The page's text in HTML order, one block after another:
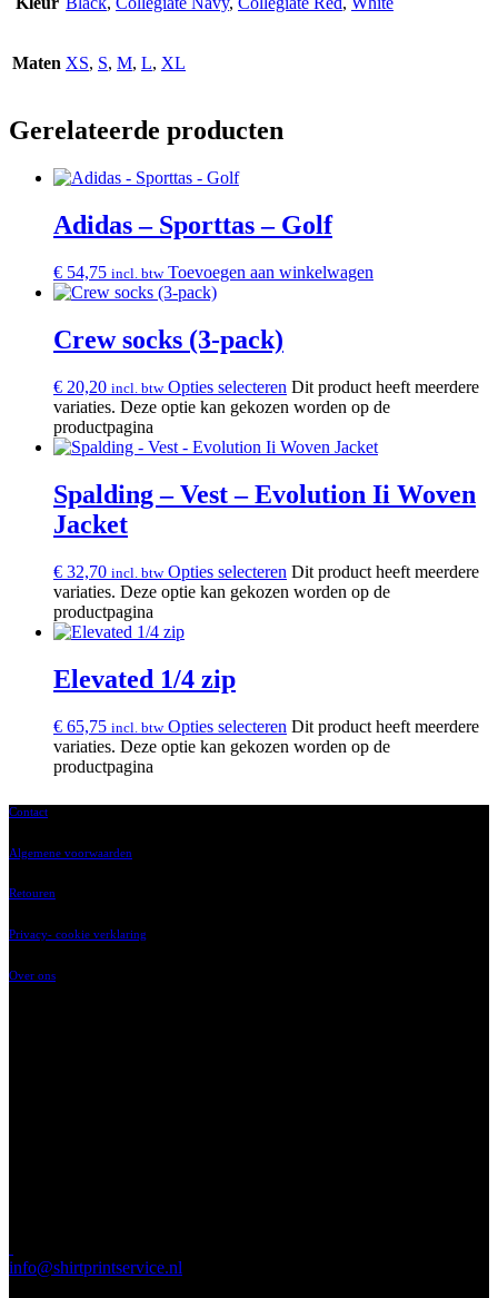
Maten XS, S, M, L, XL
Gerelateerde producten
Adidas – Sporttas – Golf
€ 54,75 incl. btw Toevoegen aan winkelwagen
Crew socks (3-pack)
€ 20,20 incl. btw Opties selecteren Dit product heeft meerdere
variaties. Deze optie kan gekozen worden op de
productpagina
Spalding – Vest – Evolution Ii Woven
Jacket
€ 32,70 incl. btw Opties selecteren Dit product heeft meerdere
variaties. Deze optie kan gekozen worden op de
productpagina
Elevated 1/4 zip
€ 65,75 incl. btw Opties selecteren Dit product heeft meerdere
variaties. Deze optie kan gekozen worden op de
productpagina
Contact
Algemene voorwaarden
Retouren
Privacy- cookie verklaring
Over ons
info@shirtprintservice.nl